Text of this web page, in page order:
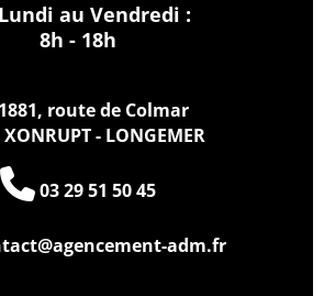
au Vendredi :
8h - 18h
1881, route de Colmar
- LONGEMER
03 29 51 50 45
adm.fr